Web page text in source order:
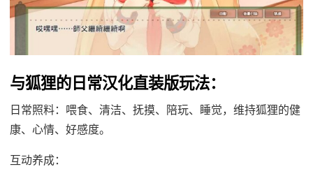
与狐狸的日常汉化直装版玩法：
日常照料：喂食、清洁、抚摸、陪玩、睡觉，维持狐狸的健
康、心情、好感度。
互动养成：